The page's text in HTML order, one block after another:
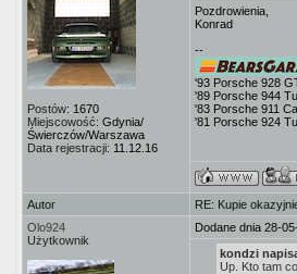
Postów: 1670
Miejscowość: Gdynia/
Świerczów/Warszawa
Data rejestracji: 11.12.16
Pozdrowienia,
Konrad
--
'93 Porsche 928
'89 Porsche 944
'83 Porsche 911
'81 Porsche 924
Autor
RE: Kupie
Olo924
Użytkownik
Dodane dnia 28-
kondzi
Up. Kto tam